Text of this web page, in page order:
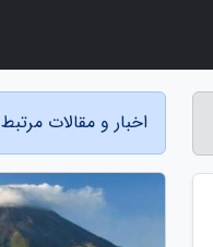
اخبار و مقالات مرتبط